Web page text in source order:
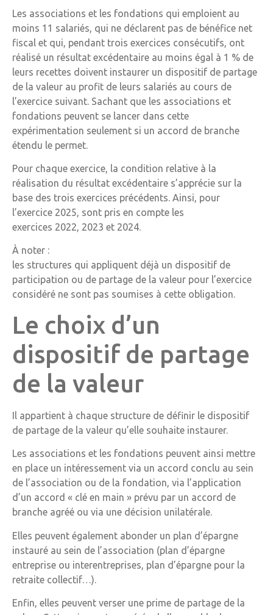
Les associations et les fondations qui emploient au
moins 11 salariés, qui ne déclarent pas de bénéfice net
fiscal et qui, pendant trois exercices consécutifs, ont
réalisé un résultat excédentaire au moins égal à 1 % de
leurs recettes doivent instaurer un dispositif de partage
de la valeur au profit de leurs salariés au cours de
l’exercice suivant. Sachant que les associations et
fondations peuvent se lancer dans cette
expérimentation seulement si un accord de branche
étendu le permet.
Pour chaque exercice, la condition relative à la
réalisation du résultat excédentaire s’apprécie sur la
base des trois exercices précédents. Ainsi, pour
l’exercice 2025, sont pris en compte les
exercices 2022, 2023 et 2024.
À noter :
les structures qui appliquent déjà un dispositif de
participation ou de partage de la valeur pour l’exercice
considéré ne sont pas soumises à cette obligation.
Le choix d’un
dispositif de partage
de la valeur
Il appartient à chaque structure de définir le dispositif
de partage de la valeur qu’elle souhaite instaurer.
Les associations et les fondations peuvent ainsi mettre
en place un intéressement via un accord conclu au sein
de l’association ou de la fondation, via l’application
d’un accord « clé en main » prévu par un accord de
branche agréé ou via une décision unilatérale.
Elles peuvent également abonder un plan d’épargne
instauré au sein de l’association (plan d’épargne
entreprise ou interentreprises, plan d’épargne pour la
retraite collectif…).
Enfin, elles peuvent verser une prime de partage de la